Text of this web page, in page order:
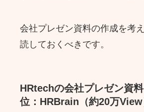
会社プレゼン資料の作成を考
読しておくべきです。
HRtechの会社プレゼン資
位：HRBrain（約20万View